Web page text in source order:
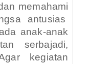
memahami
antusias
anak-anak
serbajadi,
kegiatan